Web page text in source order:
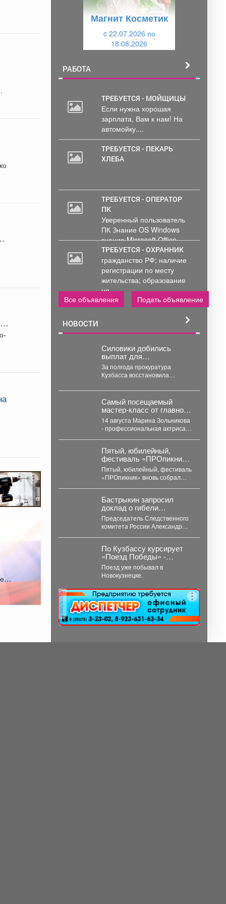
Магнит Косметик
c 22.07.2026 по
18.08.2026
РАБОТА
ТРЕБУЕТСЯ - МОЙЩИЦЫ
Если нужна хорошая
зарплата, Вам к нам! На
автомойку....
ТРЕБУЕТСЯ - ПЕКАРЬ
ХЛЕБА
ТРЕБУЕТСЯ - ОПЕРАТОР
ПК
Уверенный пользователь
ПК Знание OS Windows
знание Microsoft Office .
Обработка и...
ТРЕБУЕТСЯ - ОХРАННИК
гражданство РФ; наличие
регистрации по месту
жительства; образование
не...
Все объявления
Подать объявление
НОВОСТИ
Силовики добились
выплат для
кузбассовцев в 600 млн
рублей
За полгода прокуратура
Кузбасса восстановила
600 миллионов рублей. В
Кузбассе...
Самый посещаемый
мастер‑класс от главного
режиссёра ДК
«Распадский»
возвращается
14 августа Марина Зольникова
- профессиональная актриса и
Пятый, юбилейный,
фестиваль «ПРОпикник»
вновь собрал тысячи
гостей.
Пятый, юбилейный, фестиваль
«ПРОпикник» вновь собрал
костюмированных
сапбордистов -...
Бастрыкин запросил
доклад о гибели
подростка от охотников в
Кузбассе
Председатель Следственного
комитета России Александр
уголовного дела по факту...
По Кузбассу курсирует
«Поезд Победы» -
передвижной
интерактивный музей,
рассказывающий о
событиях Великой
Отечественной войны.
Поезд уже побывал в
Новокузнецке.
реклама